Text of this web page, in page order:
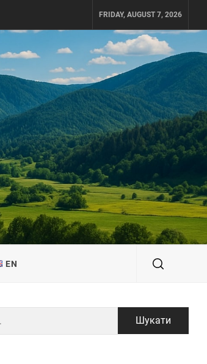
FRIDAY, AUGUST 7, 2026
EN